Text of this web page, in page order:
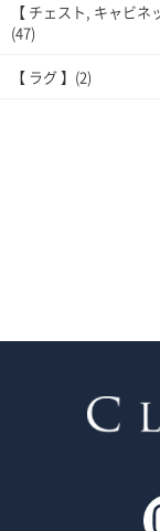
【 チェスト, キャビネ
(47)
【 ラグ 】(2)